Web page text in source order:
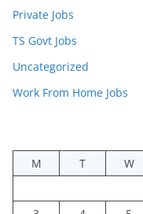
Private Jobs
TS Govt Jobs
Uncategorized
Work From Home Jobs
M
T W